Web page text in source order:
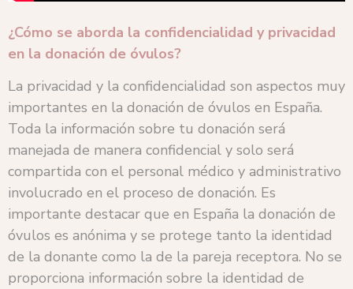
¿Cómo se aborda la confidencialidad y privacidad
en la donación de óvulos?
La privacidad y la confidencialidad son aspectos muy
importantes en la donación de óvulos en España.
Toda la información sobre tu donación será
manejada de manera confidencial y solo será
compartida con el personal médico y administrativo
involucrado en el proceso de donación. Es
importante destacar que en España la donación de
óvulos es anónima y se protege tanto la identidad
de la donante como la de la pareja receptora. No se
proporciona información sobre la identidad de